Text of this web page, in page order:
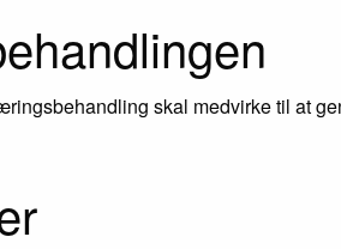
skal medvirke til at